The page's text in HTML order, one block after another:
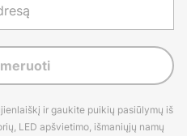
ir gaukite puikių pasiūlymų iš
LED apšvietimo, išmaniųjų namų